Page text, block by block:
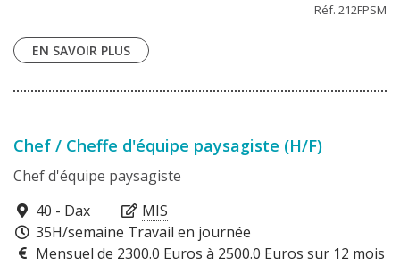
Réf. 212FPSM
EN SAVOIR PLUS
Chef / Cheffe d'équipe paysagiste (H/F)
Chef d'équipe paysagiste
40100
40 - Dax
MIS
35H/semaine Travail en journée
Mensuel de 2300.0 Euros à 2500.0 Euros sur 12 mois